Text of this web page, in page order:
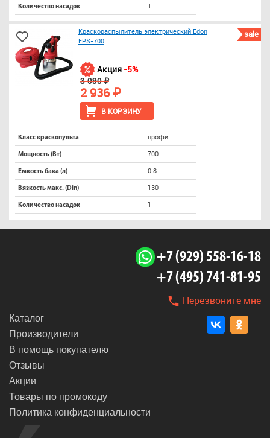
Количество насадок 1
sale
Краскораспылитель электрический Edon
EPS-700
В КОРЗИНУ
Акция -5%
3 090 ₽
2 936 ₽
Класс краскопульта профи
Мощность (Вт) 700
Емкость бака (л) 0.8
Вязкость макс. (Din) 130
Количество насадок 1
+7 (929) 558-16-18
+7 (495) 741-81-95
Перезвоните мне
Каталог
Производители
В помощь покупателю
Отзывы
Акции
Товары по промокоду
Политика конфиденциальности